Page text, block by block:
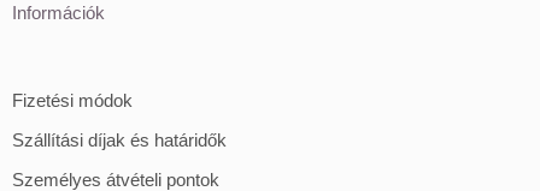
Információk
Fizetési módok
Szállítási díjak és határidők
Személyes átvételi pontok